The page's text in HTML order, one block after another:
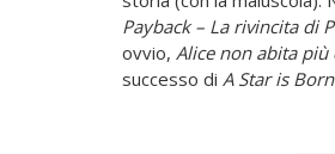
Payback – La rivincita di
ovvio, Alice non abita più
successo di A Star is Born